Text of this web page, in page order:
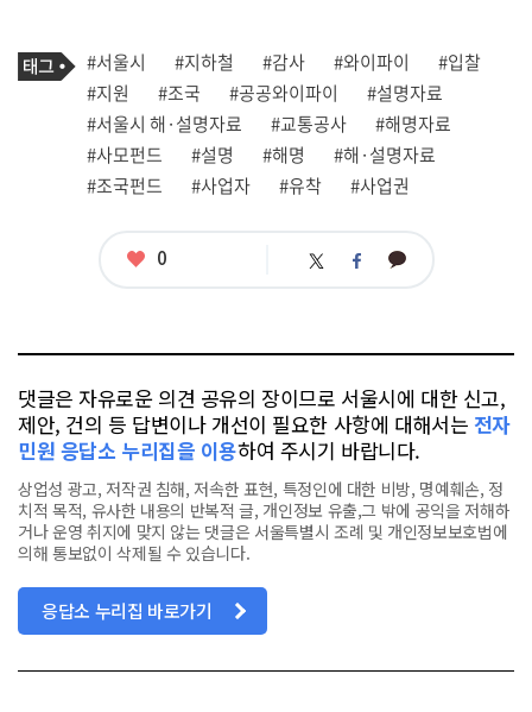
기
사
관
련
태
그
태
그
#서울시 #지하철 #감사 #와이파이
#입찰
#지원
#조국 #공공와이파이
#설명자료
#서울시 해·설명자료
#교통공사
#해명자료
#사모펀드
#설명 #해명
#해·설명자료
#조국펀드
#사업자 #유착 #사업권
좋
0 트 페 카
댓글은 자유로운 의견 공유의 장이므로 서울시에 대한 신고,
제안, 건의 등 답변이나 개선이 필요한 사항에 대해서는 전자
민원 응답소 누리집을 이용하여 주시기 바랍니다.
상업성 광고, 저작권 침해, 저속한 표현, 특정인에 대한 비방, 명예훼손, 정
치적 목적, 유사한 내용의 반복적 글, 개인정보 유출,그 밖에 공익을 저해하
거나 운영 취지에 맞지 않는 댓글은 서울특별시 조례 및 개인정보보호법에
의해 통보없이 삭제될 수 있습니다.
응답소 누리집 바로가기